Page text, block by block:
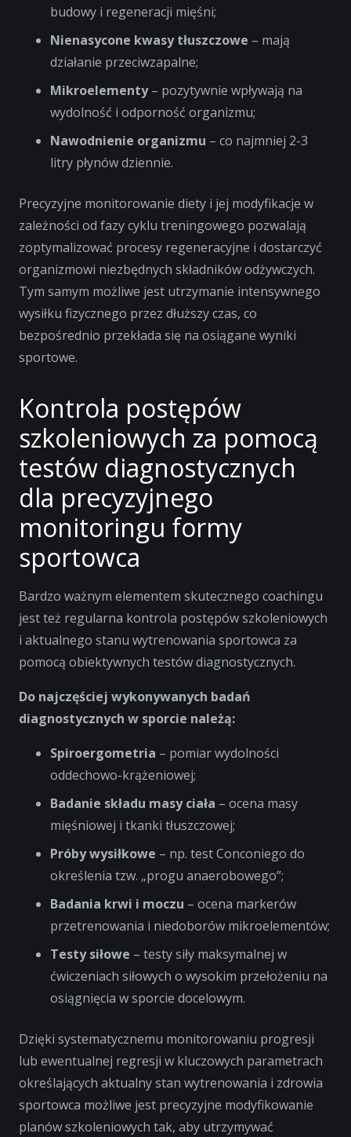
budowy i regeneracji mięśni;
Nienasycone kwasy tłuszczowe – mają
działanie przeciwzapalne;
Mikroelementy– pozytywnie wpływają na
wydolność i odporność organizmu;
Nawodnienie organizmu – co najmniej 2-3
litry płynów dziennie.
Precyzyjne monitorowanie diety i jej modyfikacje w
zależności od fazy cyklu treningowego pozwalają
zoptymalizować procesy regeneracyjne i dostarczyć
organizmowi niezbędnych składników odżywczych.
Tym samym możliwe jest utrzymanie intensywnego
wysiłku fizycznego przez dłuższy czas, co
bezpośrednio przekłada się na osiągane wyniki
sportowe.
Kontrola postępów
szkoleniowych za pomocą
testów diagnostycznych
dla precyzyjnego
monitoringu formy
sportowca
Bardzo ważnym elementem skutecznego coachingu
jest też regularna kontrola postępów szkoleniowych
i aktualnego stanu wytrenowania sportowca za
pomocą obiektywnych testów diagnostycznych.
Do najczęściej wykonywanych badań
diagnostycznych w sporcie należą:
Spiroergometria – pomiar wydolności
oddechowo-krążeniowej;
Badanie składu masy ciała – ocena masy
mięśniowej i tkanki tłuszczowej;
Próby wysiłkowe – np. test Conconiego do
określenia tzw. „progu anaerobowego”;
Badania krwi i moczu – ocena markerów
przetrenowania i niedoborów mikroelementów;
Testy siłowe – testy siły maksymalnej w
ćwiczeniach siłowych o wysokim przełożeniu na
osiągnięcia w sporcie docelowym.
Dzięki systematycznemu monitorowaniu progresji
lub ewentualnej regresji w kluczowych parametrach
określających aktualny stan wytrenowania i zdrowia
sportowca możliwe jest precyzyjne modyfikowanie
planów szkoleniowych tak, aby utrzymywać